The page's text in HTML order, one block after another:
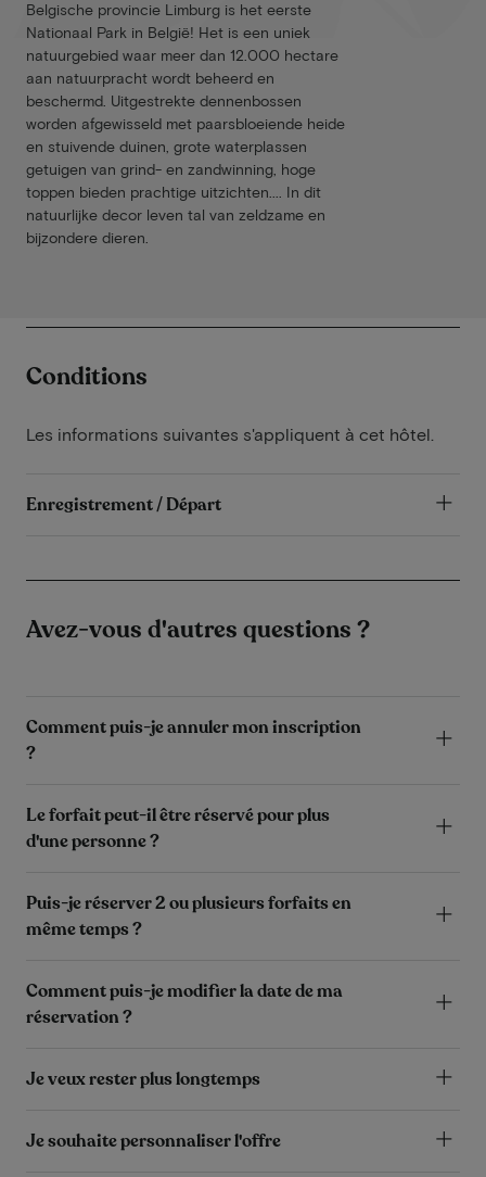
Belgische provincie Limburg is het eerste
Nationaal Park in België! Het is een uniek
natuurgebied waar meer dan 12.000 hectare
aan natuurpracht wordt beheerd en
beschermd. Uitgestrekte dennenbossen
worden afgewisseld met paarsbloeiende heide
en stuivende duinen, grote waterplassen
getuigen van grind- en zandwinning, hoge
toppen bieden prachtige uitzichten.... In dit
natuurlijke decor leven tal van zeldzame en
bijzondere dieren.
Conditions
Les informations suivantes s'appliquent à cet hôtel.
Enregistrement / Départ
Avez-vous d'autres questions ?
Comment puis-je annuler mon inscription
?
Le forfait peut-il être réservé pour plus
d'une personne ?
Puis-je réserver 2 ou plusieurs forfaits en
même temps ?
Comment puis-je modifier la date de ma
réservation ?
Je veux rester plus longtemps
Je souhaite personnaliser l'offre